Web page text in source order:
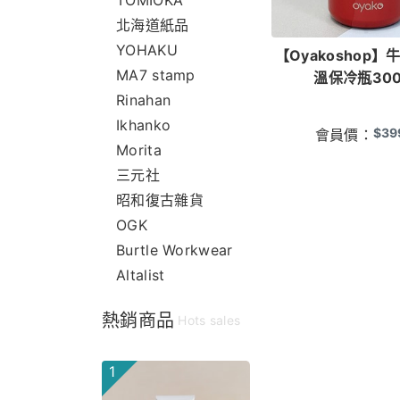
北海道紙品
YOHAKU
MA7 stamp
Rinahan
Ikhanko
Morita
三元社
昭和復古雜貨
OGK
Burtle Workwear
Altalist
熱銷商品 Hots sales
1
【Oyakoshop】
溫保冷瓶
會員價： $